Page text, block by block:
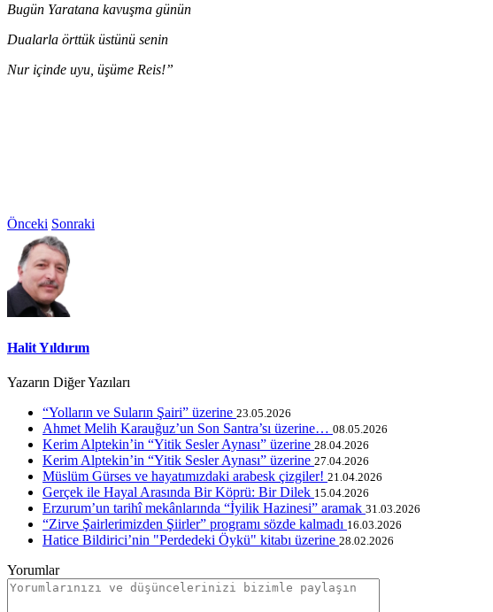
Bugün Yaratana kavuşma günün
Dualarla örttük üstünü senin
Nur içinde uyu, üşüme Reis!”
Önceki Sonraki
Halit Yıldırım
Yazarın Diğer Yazıları
“Yolların ve Suların Şairi” üzerine 23.05.2026
Ahmet Melih Karauğuz’un Son Santra’sı üzerine… 08.05.2026
Kerim Alptekin’in “Yitik Sesler Aynası” üzerine 28.04.2026
Kerim Alptekin’in “Yitik Sesler Aynası” üzerine 27.04.2026
Müslüm Gürses ve hayatımızdaki arabesk çizgiler! 21.04.2026
Gerçek ile Hayal Arasında Bir Köprü: Bir Dilek 15.04.2026
Erzurum’un tarihî mekânlarında “İyilik Hazinesi” aramak 31.03.2026
“Zirve Şairlerimizden Şiirler” programı sözde kalmadı 16.03.2026
Hatice Bildirici’nin "Perdedeki Öykü" kitabı üzerine 28.02.2026
Yorumlar